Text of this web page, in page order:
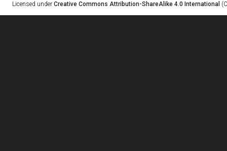
Licensed under Creative Commons Attribution-ShareAlike 4.0 International